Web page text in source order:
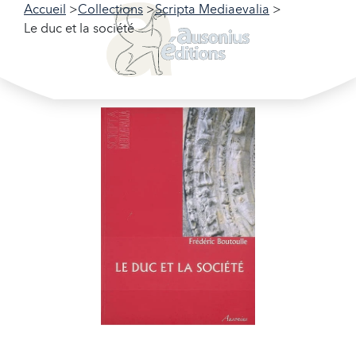
Accueil Collections
Scripta Mediaevalia
Le duc et la société